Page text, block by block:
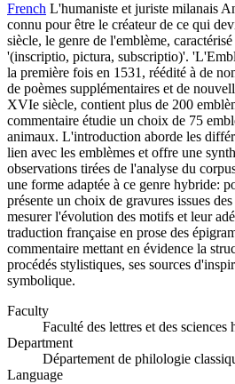
French L'humaniste et juriste milanais
connu pour être le créateur de ce qui
siècle, le genre de l'emblème,
'(inscriptio, pictura, subscriptio)'.
la première fois en 1531, réédité à de
de poèmes supplémentaires et de
XVIe siècle, contient plus de 200
commentaire étudie un choix de 75
animaux. L'introduction aborde les
lien avec les emblèmes et offre une
observations tirées de l'analyse du
une forme adaptée à ce genre hybride:
présente un choix de gravures issues
mesurer l'évolution des motifs et leur
traduction française en prose des
commentaire mettant en évidence la
procédés stylistiques, ses sources
symbolique.
Faculty
Faculté des lettres et des sciences
Department
Département de philologie
Language